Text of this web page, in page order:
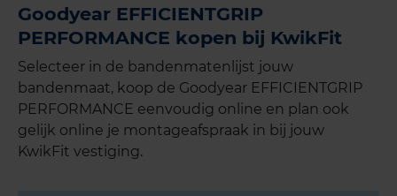
Goodyear EFFICIENTGRIP
PERFORMANCE kopen bij KwikFit
Selecteer in de bandenmatenlijst jouw
bandenmaat, koop de Goodyear EFFICIENTGRIP
PERFORMANCE eenvoudig online en plan ook
gelijk online je montageafspraak in bij jouw
KwikFit vestiging.